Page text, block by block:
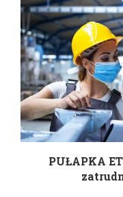
PUŁAPKA